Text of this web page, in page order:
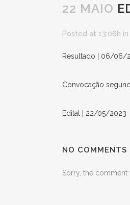
22 MAIO
Posted at 13:06h in
Resultado | 06/06/
Convocação
Edital | 22/05/2023
NO COMMENTS
Sorry, the comment